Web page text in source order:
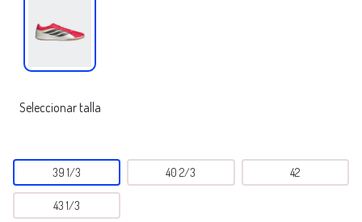
Seleccionar talla
39 1/3 40 2/3 42
43 1/3